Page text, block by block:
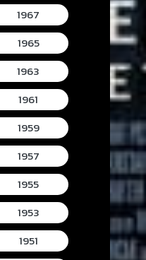
1967
1965
1963
1961
1959
1957
1955
1953
1951